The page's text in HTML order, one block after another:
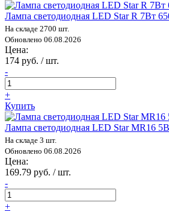
Лампа светодиодная LED Star R 7Вт
На складе 2700 шт.
Обновлено 06.08.2026
Цена:
174 руб. / шт.
-
+
Купить
Лампа светодиодная LED Star MR16
На складе 3 шт.
Обновлено 06.08.2026
Цена:
169.79 руб. / шт.
-
+